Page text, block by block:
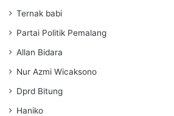
Ternak babi
Partai Politik Pemalang
Allan Bidara
Nur Azmi Wicaksono
Dprd Bitung
Haniko